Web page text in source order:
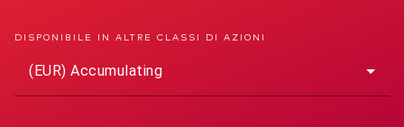
Chi siamo
DISPONIBILE IN ALTRE CLASSI DI AZIONI
(EUR) Accumulating